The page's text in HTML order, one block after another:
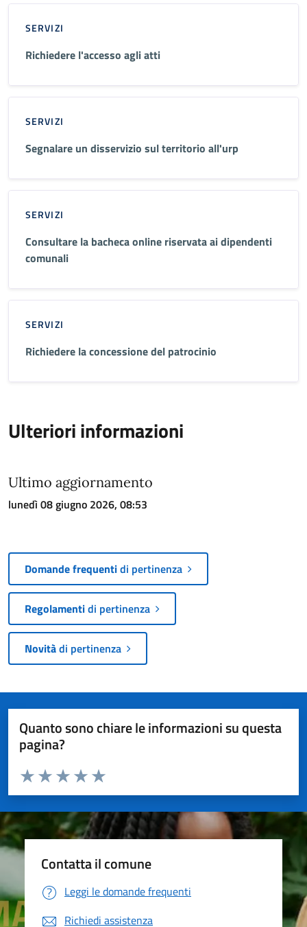
SERVIZI
Richiedere l'accesso agli atti
SERVIZI
Segnalare un disservizio sul territorio all'urp
SERVIZI
Consultare la bacheca online riservata ai dipendenti
comunali
SERVIZI
Richiedere la concessione del patrocinio
Ulteriori informazioni
Ultimo aggiornamento
lunedì 08 giugno 2026, 08:53
Domande frequentidi pertinenza
Regolamentidi pertinenza
Novitàdi pertinenza
Quanto sono chiare le informazioni su questa
pagina?
Valuta da 1 a 5 stelle la pagina
Valuta 5 stelle su 5
Valuta 4 stelle su 5
Valuta 3 stelle su 5
Valuta 2 stelle su 5
Valuta 1 stelle su 5
Contatta il comune
Leggi le domande frequenti
Richiedi assistenza